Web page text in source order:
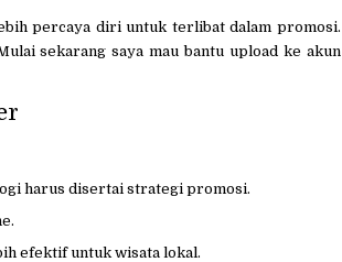
percaya diri untuk terlibat dalam promosi.
sekarang saya mau bantu upload ke akun
harus disertai strategi promosi.
efektif untuk wisata lokal.